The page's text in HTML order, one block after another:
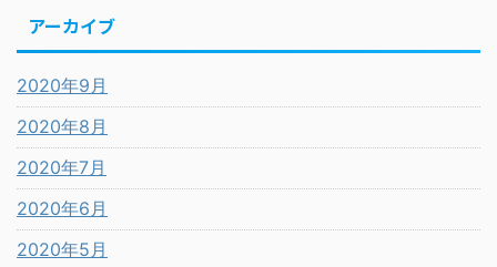
アーカイブ
2020年9月
2020年8月
2020年7月
2020年6月
2020年5月